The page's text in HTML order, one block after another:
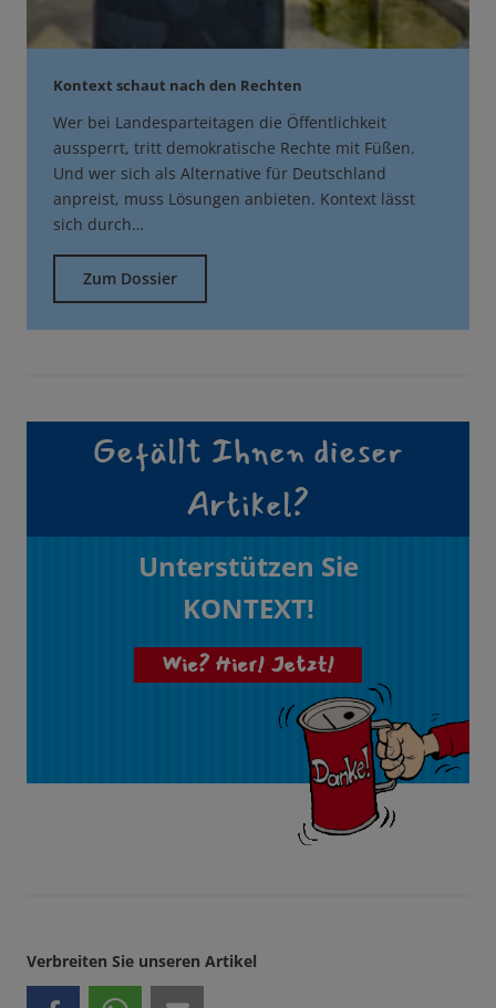
Kontext schaut nach den Rechten
Wer bei Landesparteitagen die Öffentlichkeit
aussperrt, tritt demokratische Rechte mit Füßen.
Und wer sich als Alternative für Deutschland
anpreist, muss Lösungen anbieten. Kontext lässt
sich durch…
Zum Dossier
Gefällt Ihnen dieser
Artikel?
Unterstützen Sie
KONTEXT!
Wie? Hier! Jetzt!
Verbreiten Sie unseren Artikel